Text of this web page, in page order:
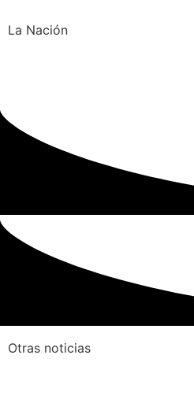
La Nación
Otras noticias